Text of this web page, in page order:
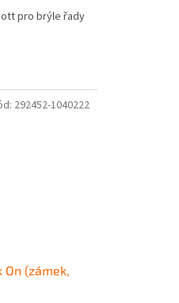
pro brýle řady
On (zámek,
292452-1040222